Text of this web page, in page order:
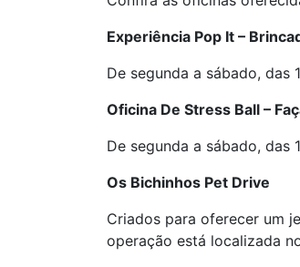
Experiência Pop It –
De segunda a sábado, das
Oficina De Stress Ball –
De segunda a sábado, das
Os Bichinhos Pet Drive
Criados para oferecer um
operação está localizada